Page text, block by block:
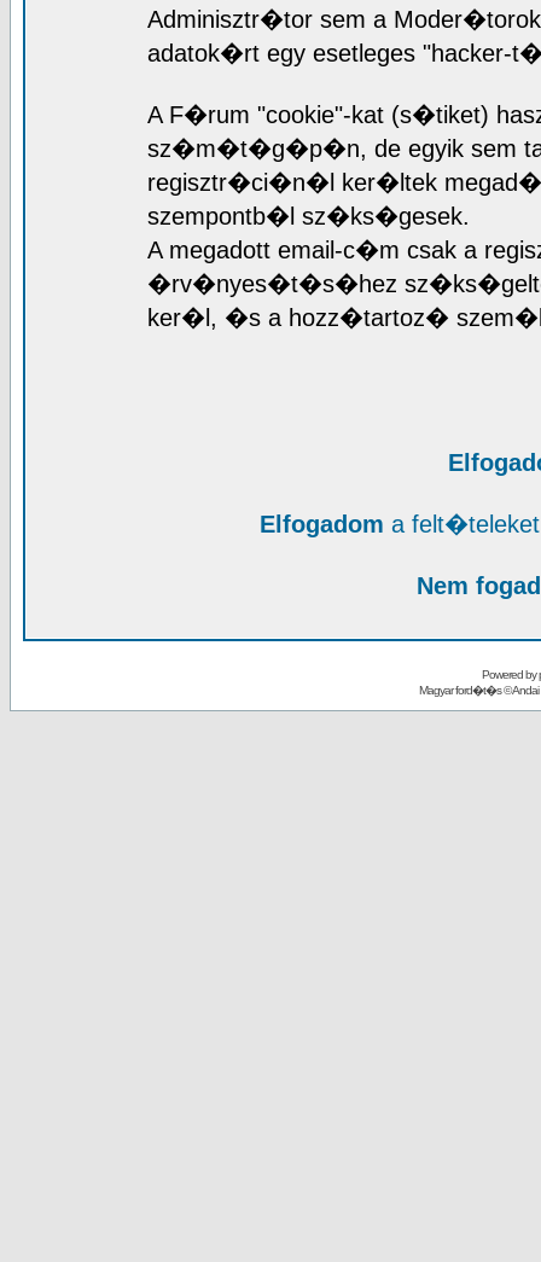
Adminisztr�tor sem a
adatok�rt egy esetleges "hacker-
A F�rum "cookie"-kat (s�tiket)
sz�m�t�g�p�n, de egyik sem
regisztr�ci�n�l ker�ltek
szempontb�l sz�ks�gesek.
A megadott email-c�m csak a
�rv�nyes�t�s�hez
ker�l, �s a hozz�tartoz�
Elfogadom a
Nem
Powered by
Magyar ford�t�s ©Andai